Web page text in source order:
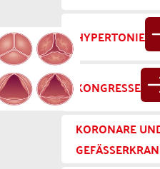
HYPERTONIE
KONGRESSE
KORONARE